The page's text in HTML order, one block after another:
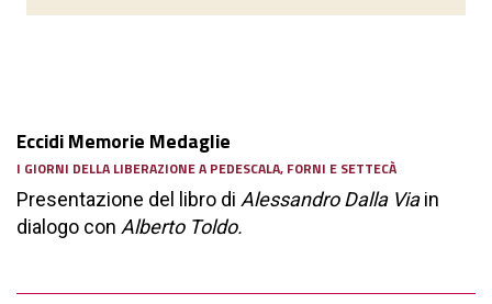
Eccidi Memorie Medaglie
I GIORNI DELLA LIBERAZIONE A PEDESCALA, FORNI E SETTECÀ
Presentazione del libro di Alessandro Dalla Viain
dialogo con Alberto Toldo.